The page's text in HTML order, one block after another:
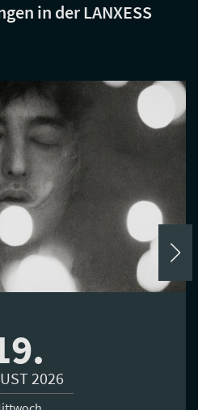
in der LANXESS
2026